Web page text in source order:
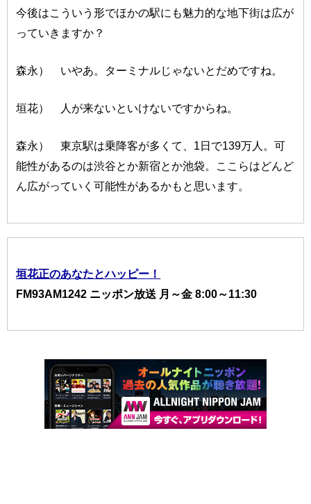
今後はこういう形でほかの駅にも魅力的な地下街は広が
っていきますか？
森永） いやあ。ターミナルじゃないとだめですね。
垣花） 人が来ないといけないですからね。
森永） 東京駅は乗降客が多くて、1日で139万人。可
能性があるのは渋谷とか新宿とか池袋。ここらはどんど
ん広がっていく可能性があるかもと思います。
垣花正のあなたとハッピー！
FM93AM1242 ニッポン放送 月～金 8:00～11:30